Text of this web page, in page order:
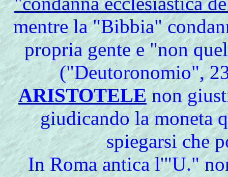
mentre la "Bibbia"
propria gente e "non
("Deutoronomio",
ARISTOTELEnon
giudicando la moneta
spiegarsi che
In Roma antica l'"U."